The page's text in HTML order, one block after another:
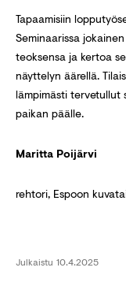
Tapaamisiin
Seminaarissa
teoksensa ja kertoa
näyttelyn äärellä.
lämpimästi tervetullut
paikan päälle.
Maritta Poijärvi
rehtori, Espoon
Julkaistu 10.4.2025